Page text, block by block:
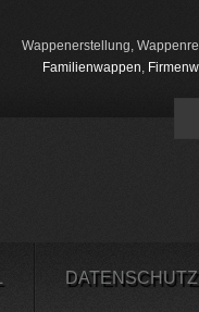
Wappenerstellung,
Familienwappen,
DATENSCHUTZ